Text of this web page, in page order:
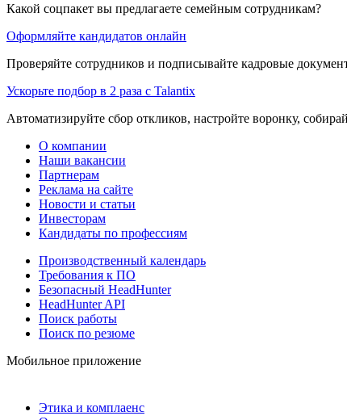
Какой соцпакет вы предлагаете семейным сотрудникам?
Оформляйте кандидатов онлайн
Проверяйте сотрудников и подписывайте кадровые
Ускорьте подбор в 2 раза с Talantix
Автоматизируйте сбор откликов, настройте воронку,
О компании
Наши вакансии
Партнерам
Реклама на сайте
Новости и статьи
Инвесторам
Кандидаты по профессиям
Производственный календарь
Требования к ПО
Безопасный HeadHunter
HeadHunter API
Поиск работы
Поиск по резюме
Мобильное приложение
Этика и комплаенс